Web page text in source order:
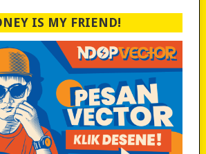
IS MY FRIEND!